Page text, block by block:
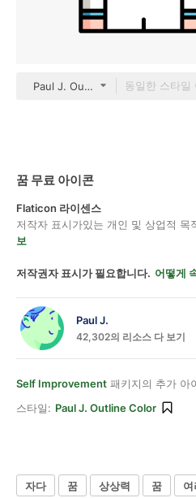
Paul J. Outline Color
꿈 무료 아이콘
Flaticon 라이센스
저작자 표시가있는 개인 및 상업적 목
보
저작권자 표시가 필요합니다. 어떻게
Paul J.
42,302의 리소스 다 보기
Self Improvement 패키지의 추가 아
스타일: Paul J. Outline Color
자다 꿈 상상력 꿈